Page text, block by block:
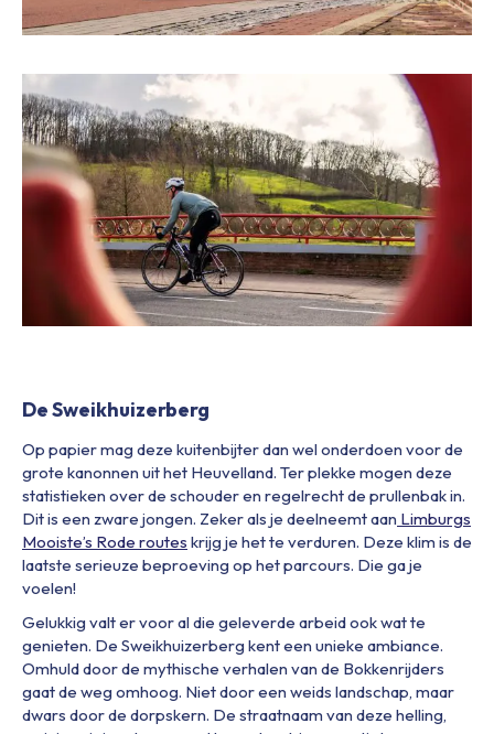
De Sweikhuizerberg
Op papier mag deze kuitenbijter dan wel onderdoen voor de
grote kanonnen uit het Heuvelland. Ter plekke mogen deze
statistieken over de schouder en regelrecht de prullenbak in.
Dit is een zware jongen. Zeker als je deelneemt aan Limburgs
Mooiste’s Rode routes krijg je het te verduren. Deze klim is de
laatste serieuze beproeving op het parcours. Die ga je
voelen!
Gelukkig valt er voor al die geleverde arbeid ook wat te
genieten. De Sweikhuizerberg kent een unieke ambiance.
Omhuld door de mythische verhalen van de Bokkenrijders
gaat de weg omhoog. Niet door een weids landschap, maar
dwars door de dorpskern. De straatnaam van deze helling,